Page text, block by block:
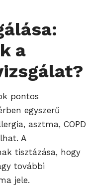
a
pontos
egyszerű
asztma, COPD
A
tisztázása, hogy
további
jele.